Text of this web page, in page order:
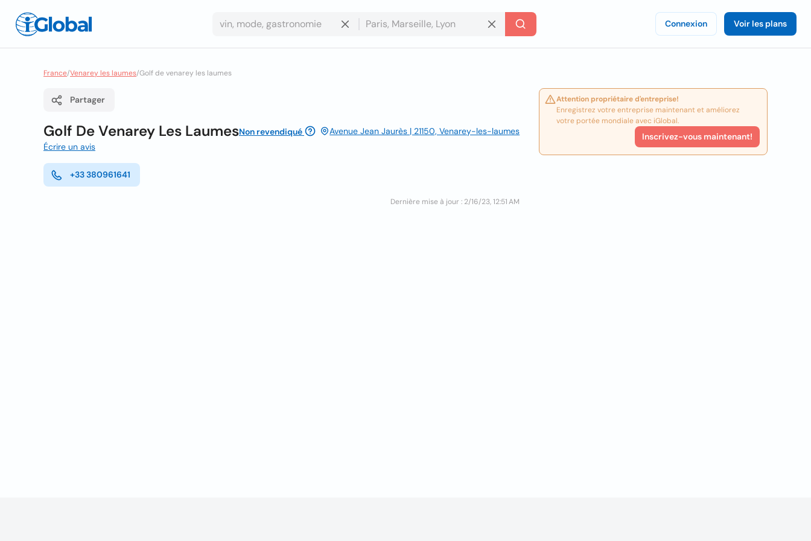
Connexion Voir les plans
France/Venarey les laumes/Golf de venarey les laumes
Partager
Golf De Venarey Les LaumesNon revendiqué
Avenue Jean Jaurès | 21150, Venarey-les-laumes
Écrire un avis
+33 380961641
Dernière mise à jour : 2/16/23, 12:51 AM
Attention propriétaire d'entreprise!
Enregistrez votre entreprise maintenant et améliorez
votre portée mondiale avec iGlobal.
Inscrivez-vous maintenant!